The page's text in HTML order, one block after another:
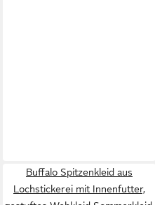
Buffalo Spitzenkleid aus
Lochstickerei mit Innenfutter,